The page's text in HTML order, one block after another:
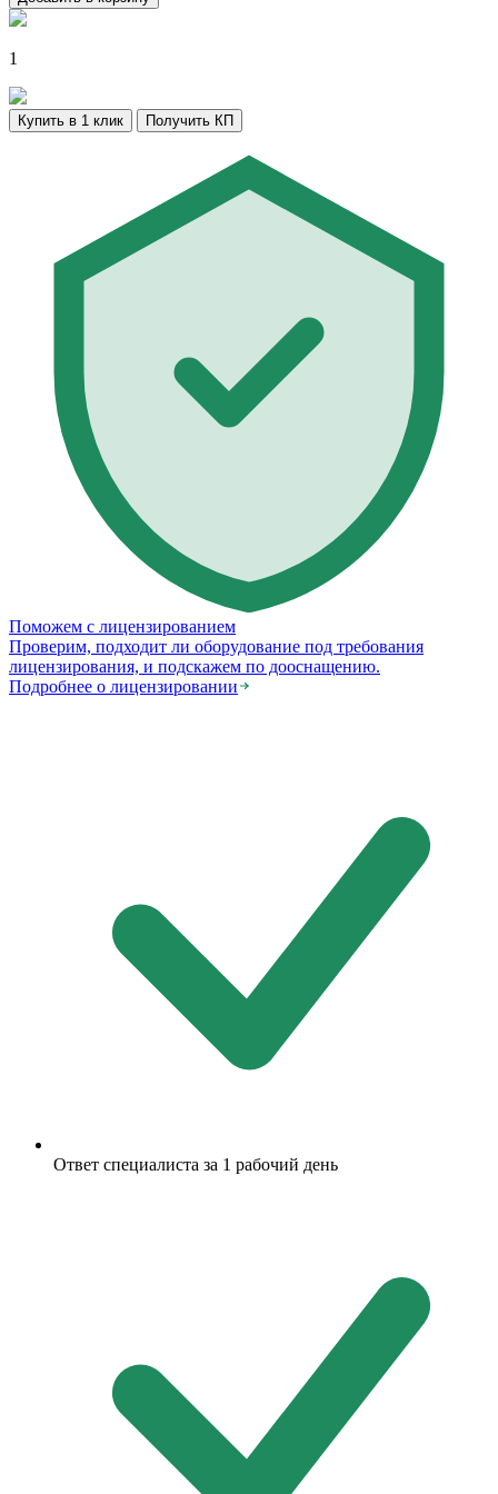
1
Купить в 1 клик Получить КП
Поможем с лицензированием
Проверим, подходит ли оборудование под требования
лицензирования, и подскажем по дооснащению.
Подробнее о лицензировании
Ответ специалиста за 1 рабочий день